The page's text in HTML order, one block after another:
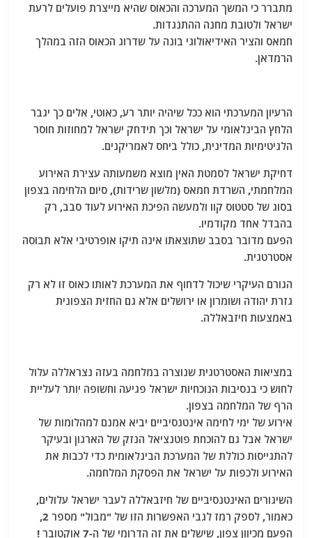
מתברר כי המשך המערכה והכאוס שהיא מייצרת פועלים לרעת
ישראל ולטובת מחנה ההתנגדות.
חמאס והציר האידיאולוגי בונה על שדרוג הכאוס הזה במהלך
הרמדאן.
הרעיון המערכתי הוא ככל שיהיה יותר רע, כאוטי, אלים כך יגבר
הלחץ הבינלאומי על ישראל וכך תידחק ישראל למחוזות חוסר
הלגיטימיות המדינית, כולל ביחס לאמריקנים.
דחיקת ישראל לסמטת האין מוצא משמעותה עצירת האירוע
המלחמתי, השרדת חמאס (מלשון שרידות), סיום הלחימה בצפון
בסוג של סטטוס קוו ולמעשה הפיכת האירוע לעוד סבב, רק
בהבדל אחד מקודמיו.
הפעם מדובר בסבב שתוצאתו אינה תיקו אופרטיבי אלא תבוסה
אסטרטגית.
הגורם העיקרי שיכול לדחוף את המערכת לאותו כאוס זו לא רק
גזרת יהודה ושומרון או ירושלים אלא גם החזית הצפונית
באמצעות חיזבאללה.
במציאות האסטרטגית שנוצרה במלחמה בעזה נצראללה עלול
לחוש כי בנסיבות הנוכחיות ישראל פגיעה וחשופה יותר לעליית
הרף של המלחמה בצפון.
אירוע של ימי לחימה אינטנסיביים יביא אמנם למהלומות של
ישראל אבל גם להוכחת פוטנציאל הנזק של הארגון ובעיקר
להתגייסות כוללת של המערכת הבינלאומית כדי לכבות את
האירוע ולכפות על ישראל את הפסקת המלחמה.
השיגורים האינטנסיביים של חיזבאללה לעבר ישראל עלולים,
כאמור, לספק רמז לגבי האפשרות הזו של "מבול" מספר 2,
הפעם מכיוון צפון, שישלים את זה הדרומי של ה-7 אוקטובר !